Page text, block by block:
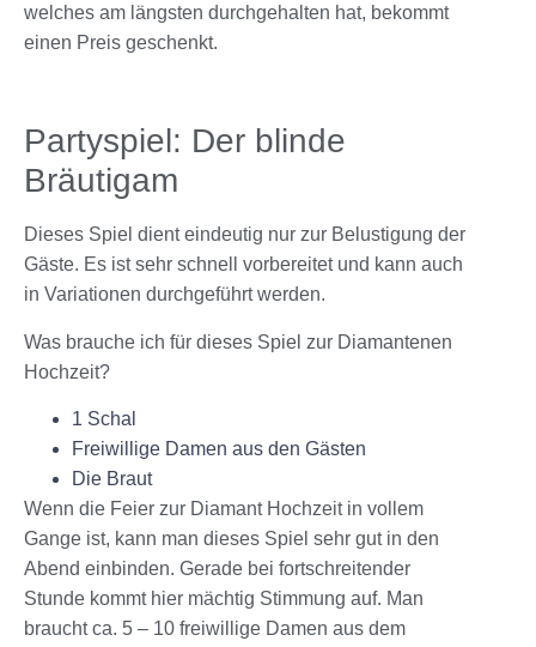
welches am längsten durchgehalten hat, bekommt
einen Preis geschenkt.
Partyspiel: Der blinde
Bräutigam
Dieses Spiel dient eindeutig nur zur Belustigung der
Gäste. Es ist sehr schnell vorbereitet und kann auch
in Variationen durchgeführt werden.
Was brauche ich für dieses Spiel zur Diamantenen
Hochzeit?
1 Schal
Freiwillige Damen aus den Gästen
Die Braut
Wenn die Feier zur Diamant Hochzeit in vollem
Gange ist, kann man dieses Spiel sehr gut in den
Abend einbinden. Gerade bei fortschreitender
Stunde kommt hier mächtig Stimmung auf. Man
braucht ca. 5 – 10 freiwillige Damen aus dem